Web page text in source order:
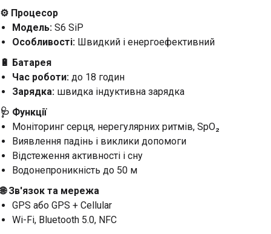
⚙️ Процесор
Модель: S6 SiP
Особливості: Швидкий і енергоефективний
🔋 Батарея
Час роботи: до 18 годин
Зарядка: швидка індуктивна зарядка
🩺 Функції
Моніторинг серця, нерегулярних ритмів, SpO₂
Виявлення падінь і виклики допомоги
Відстеження активності і сну
Водонепроникність до 50 м
🌐 Зв'язок та мережа
GPS або GPS + Cellular
Wi-Fi, Bluetooth 5.0, NFC